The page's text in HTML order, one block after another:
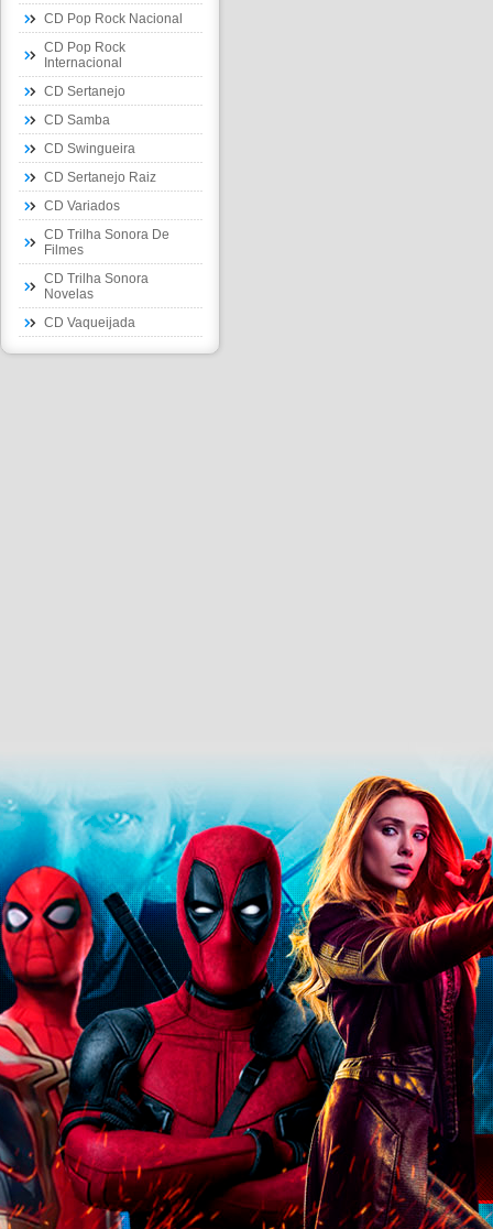
CD Pop Rock Nacional
CD Pop Rock
Internacional
CD Sertanejo
CD Samba
CD Swingueira
CD Sertanejo Raiz
CD Variados
CD Trilha Sonora De
Filmes
CD Trilha Sonora
Novelas
CD Vaqueijada